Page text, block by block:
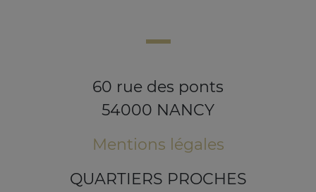
60 rue des ponts
54000 NANCY
Mentions légales
QUARTIERS PROCHES